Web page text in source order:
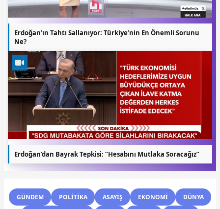
Erdoğan’ın Tahtı Sallanıyor: Türkiye’nin En Önemli Sorunu
Ne?
Erdoğan’dan Bayrak Tepkisi: “Hesabını Mutlaka Soracağız”
GÜNDEM POLİTİKA ASAYİŞ EKONOMİ DÜNYA